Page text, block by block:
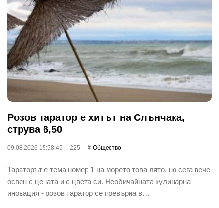
Розов таратор е хитът на Слънчака,
струва 6,50
09.08.2026 15:58:45 225 Общество
Тараторът е тема номер 1 на морето това лято, но сега вече
освен с цената и с цвета си. Необичайната кулинарна
иновация - розов таратор се превърна в…